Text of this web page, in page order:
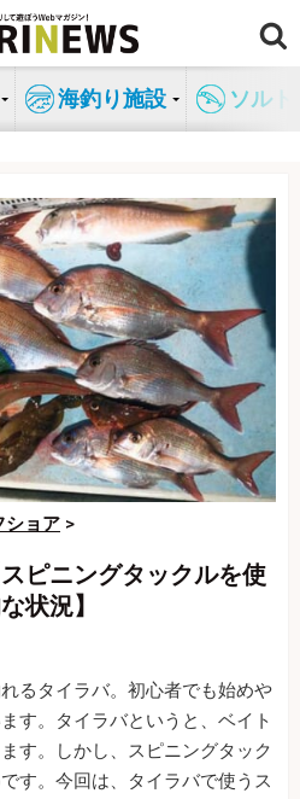
海釣り施設 ソル
ショア >
ピニングタックルを使
状況】
るタイラバ。初心者でも始めや
す。タイラバというと、ベイト
す。しかし、スピニングタック
す。今回は、タイラバで使うス